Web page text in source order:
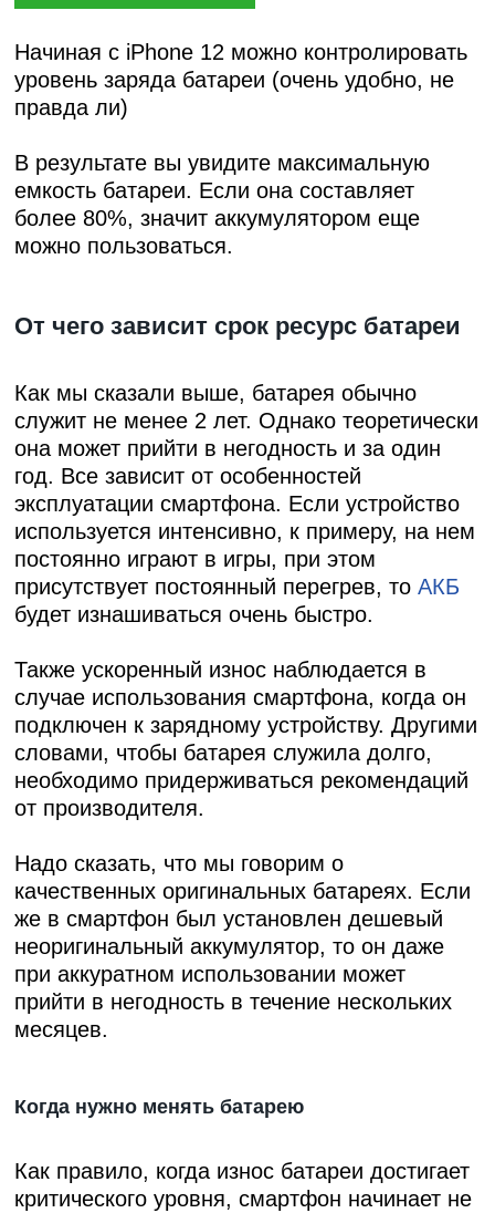
Начиная с iPhone 12 можно контролировать
уровень заряда батареи (очень удобно, не
правда ли)
В результате вы увидите максимальную
емкость батареи. Если она составляет
более 80%, значит аккумулятором еще
можно пользоваться.
От чего зависит срок ресурс батареи
Как мы сказали выше, батарея обычно
служит не менее 2 лет. Однако теоретически
она может прийти в негодность и за один
год. Все зависит от особенностей
эксплуатации смартфона. Если устройство
используется интенсивно, к примеру, на нем
постоянно играют в игры, при этом
присутствует постоянный перегрев, то АКБ
будет изнашиваться очень быстро.
Также ускоренный износ наблюдается в
случае использования смартфона, когда он
подключен к зарядному устройству. Другими
словами, чтобы батарея служила долго,
необходимо придерживаться рекомендаций
от производителя.
Надо сказать, что мы говорим о
качественных оригинальных батареях. Если
же в смартфон был установлен дешевый
неоригинальный аккумулятор, то он даже
при аккуратном использовании может
прийти в негодность в течение нескольких
месяцев.
Когда нужно менять батарею
Как правило, когда износ батареи достигает
критического уровня, смартфон начинает не